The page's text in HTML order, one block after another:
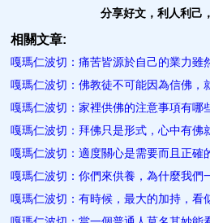
分享好文，利人利己
相關文章:
嘎瑪仁波切：痛苦皆源於自己的業力雖
嘎瑪仁波切：佛教徒不可能因為信佛，
嘎瑪仁波切：家裡供佛的注意事項有哪
嘎瑪仁波切：拜佛只是形式，心中有佛
嘎瑪仁波切：適度關心是需要而且正確
嘎瑪仁波切：你們來供養，為什麼我們
嘎瑪仁波切：有時候，最大的加持，看